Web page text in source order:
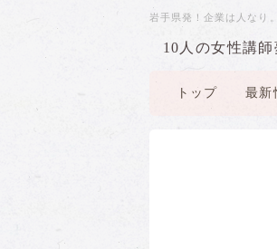
岩手県発！企業は人なり
10人の女性講
トップ 最新